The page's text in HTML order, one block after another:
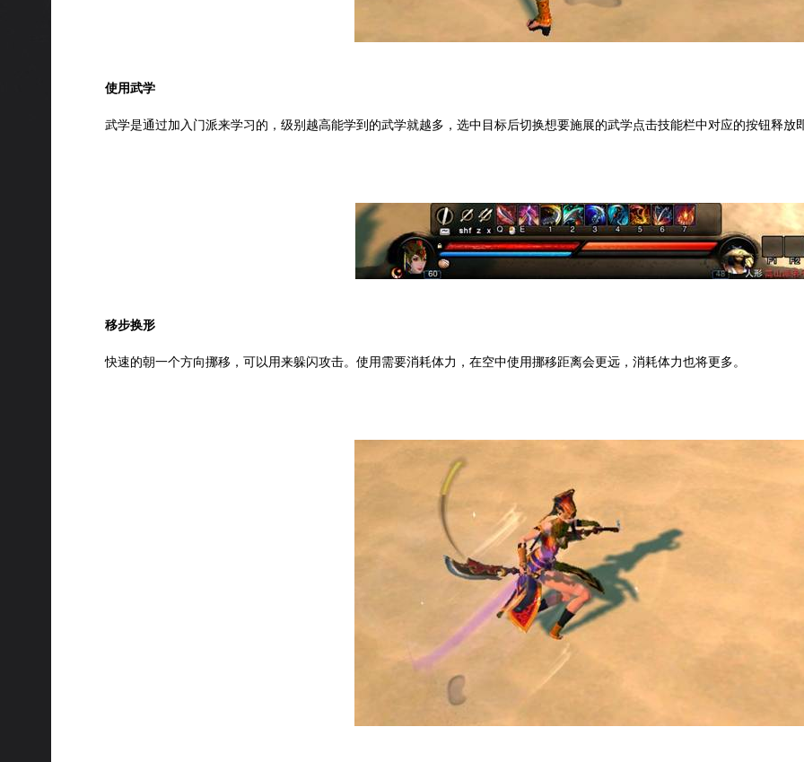
使用武学
武学是通过加入门派来学习的，级别越高能学到的武学就越多，选中目标后切换想要施展的武学点击技能栏中对应的按钮释放
移步换形
快速的朝一个方向挪移，可以用来躲闪攻击。使用需要消耗体力，在空中使用挪移距离会更远，消耗体力也将更多。